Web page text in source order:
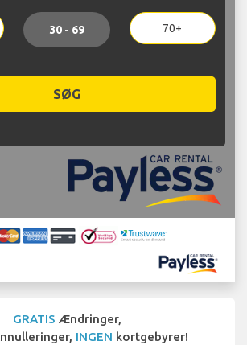
30 - 69 70+
SØG
GRATIS Ændringer,
INGEN kortgebyrer!